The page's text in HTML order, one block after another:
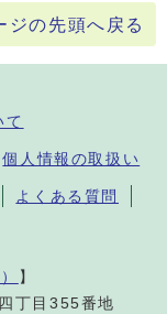
ジの先頭へ戻る
て
個人情報の取扱い
よくある質問
】
丁目355番地